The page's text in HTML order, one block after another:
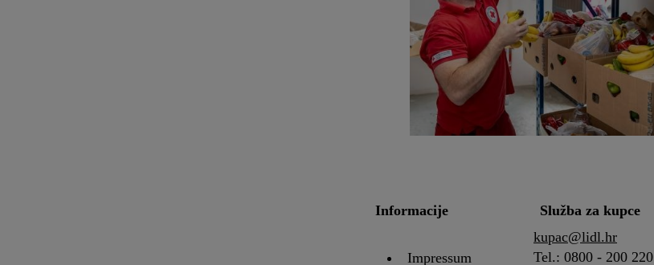
Informacije
Impressum
Služba za kupce
kupac@lidl.hr
Tel.: 0800 - 200 220